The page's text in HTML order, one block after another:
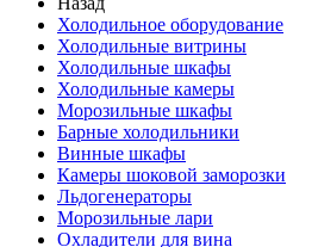
Холодильное оборудование
Холодильные витрины
Холодильные шкафы
Холодильные камеры
Морозильные шкафы
Барные холодильники
Винные шкафы
Камеры шоковой заморозки
Льдогенераторы
Морозильные лари
Охладители для вина